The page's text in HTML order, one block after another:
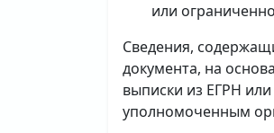
или
Сведения,
документа, на
выписки из ЕГРН
уполномоченным